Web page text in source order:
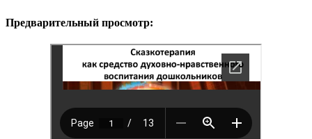
Предварительный просмотр: